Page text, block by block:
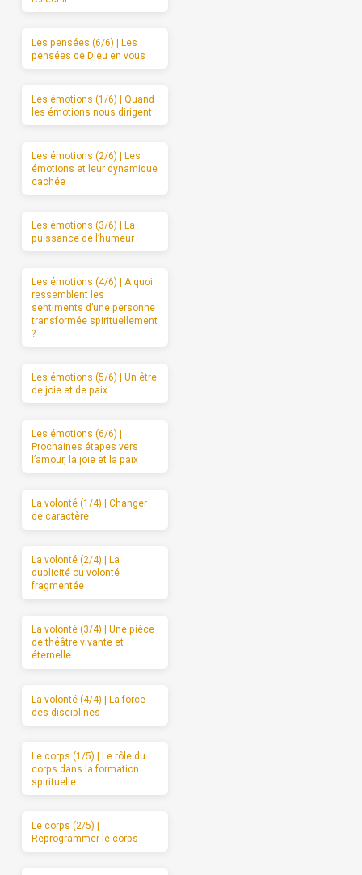
Les pensées (6/6) | Les
pensées de Dieu en vous
Les émotions (1/6) | Quand
les émotions nous dirigent
Les émotions (2/6) | Les
émotions et leur dynamique
cachée
Les émotions (3/6) | La
puissance de l’humeur
Les émotions (4/6) | A quoi
ressemblent les
sentiments d’une personne
transformée spirituellement
?
Les émotions (5/6) | Un être
de joie et de paix
Les émotions (6/6) |
Prochaines étapes vers
l’amour, la joie et la paix
La volonté (1/4) | Changer
de caractère
La volonté (2/4) | La
duplicité ou volonté
fragmentée
La volonté (3/4) | Une pièce
de théâtre vivante et
éternelle
La volonté (4/4) | La force
des disciplines
Le corps (1/5) | Le rôle du
corps dans la formation
spirituelle
Le corps (2/5) |
Reprogrammer le corps